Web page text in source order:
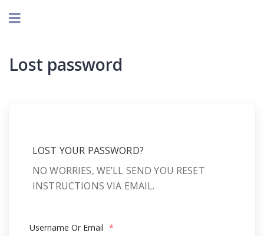
Lost password
LOST YOUR PASSWORD?
NO WORRIES, WE’LL SEND YOU RESET
INSTRUCTIONS VIA EMAIL.
Username Or Email *